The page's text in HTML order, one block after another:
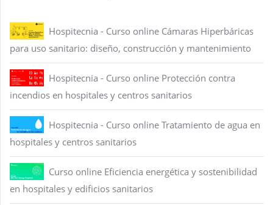
Hospitecnia - Curso online Cámaras Hiperbáricas
para uso sanitario: diseño, construcción y mantenimiento
Hospitecnia - Curso online Protección contra
incendios en hospitales y centros sanitarios
Hospitecnia - Curso online Tratamiento de agua en
hospitales y centros sanitarios
Curso online Eficiencia energética y sostenibilidad
en hospitales y edificios sanitarios